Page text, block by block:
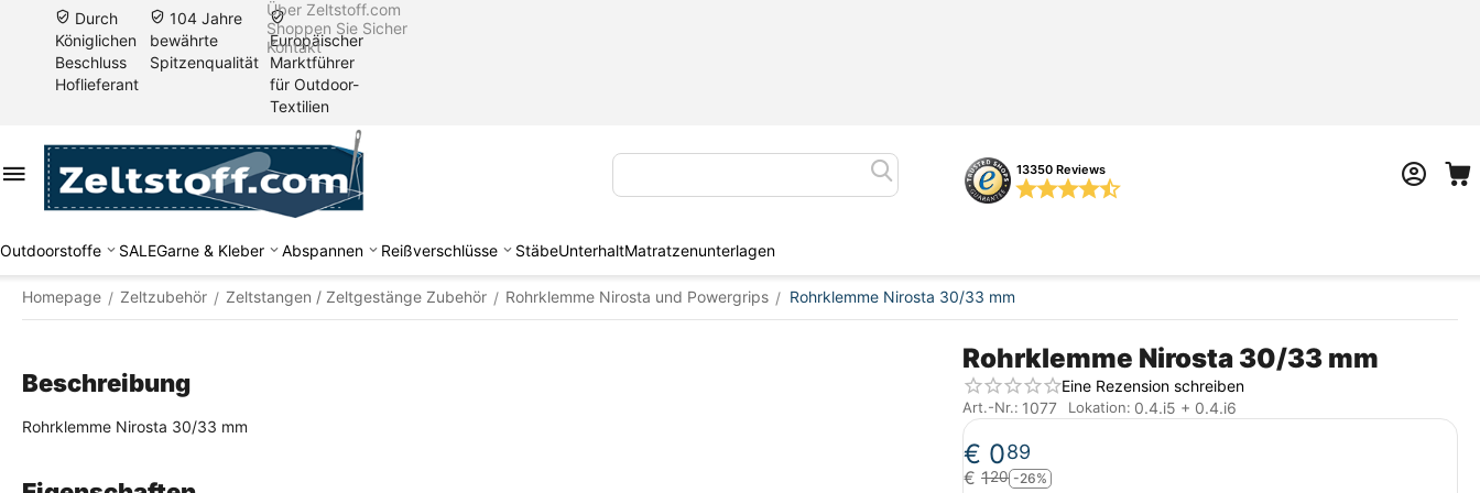
Durch
Königlichen
Beschluss
Hoflieferant
104 Jahre
bewährte
Spitzenqualität
Europäischer
Marktführer
für Outdoor-
Textilien
Über Zeltstoff.com
Shoppen Sie Sicher
Kontakt
13350 Reviews
Outdoorstoffe SALEGarne & Kleber Abspannen Reißverschlüsse StäbeUnterhaltMatratzenunterlagen
Homepage / Zeltzubehör / Zeltstangen / Zeltgestänge Zubehör / Rohrklemme Nirosta und Powergrips / Rohrklemme Nirosta 30/33 mm
Rohrklemme Nirosta 30/33 mm
Eine Rezension schreiben
Art.-Nr.: 1077 Lokation: 0.4.i5 + 0.4.i6
€ 089
€ 120 -26%
Beschreibung
Rohrklemme Nirosta 30/33 mm